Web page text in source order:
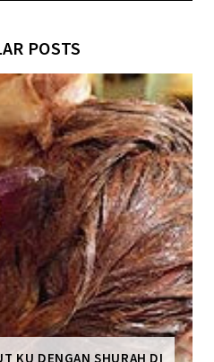
POSTS
KU DENGAN SHURAH DI